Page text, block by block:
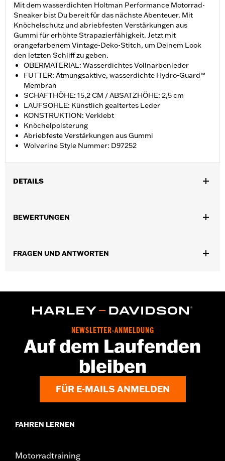
Mit dem wasserdichten Holtman Performance Motorrad-
Sneaker bist Du bereit für das nächste Abenteuer. Mit
Knöchelschutz und abriebfesten Verstärkungen aus
Gummi für erhöhte Strapazierfähigkeit. Jetzt mit
orangefarbenem Vintage-Deko-Stitch, um Deinem Look
den letzten Schliff zu geben.
OBERMATERIAL: Wasserdichtes Vollnarbenleder
FUTTER: Atmungsaktive, wasserdichte Hydro-Guard™
Membran
SCHAFTHÖHE: 15,2 CM / ABSATZHÖHE: 2,5 cm
LAUFSOHLE: Künstlich gealtertes Leder
KONSTRUKTION: Verklebt
Knöchelpolsterung
Abriebfeste Verstärkungen aus Gummi
Wolverine Style Nummer: D97252
DETAILS
GARANTIE:Wolverine Worldwide Herstellergarantie – Alle
Dimension Description:SCHAFTHÖHE: 15,2 CM /
BEWERTUNGEN
FRAGEN UND ANTWORTEN
NEWSLETTER-ANMELDUNG
Auf dem Laufenden
bleiben
FÜR E-MAILS ANMELDEN
FAHREN LERNEN
Motorradtraining